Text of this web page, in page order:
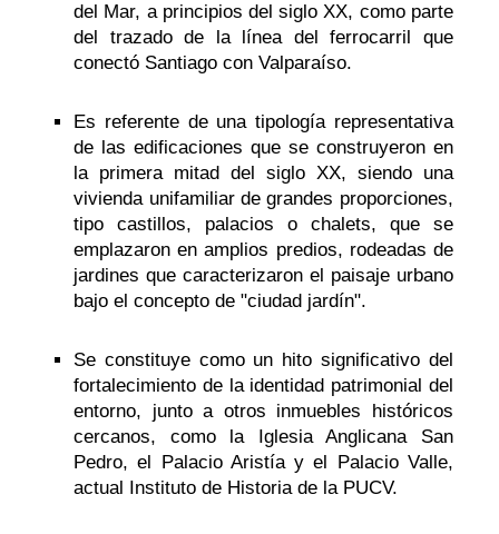
del Mar, a principios del siglo XX, como parte
del trazado de la línea del ferrocarril que
conectó Santiago con Valparaíso.
Es referente de una tipología representativa
de las edificaciones que se construyeron en
la primera mitad del siglo XX, siendo una
vivienda unifamiliar de grandes proporciones,
tipo castillos, palacios o chalets, que se
emplazaron en amplios predios, rodeadas de
jardines que caracterizaron el paisaje urbano
bajo el concepto de "ciudad jardín".
Se constituye como un hito significativo del
fortalecimiento de la identidad patrimonial del
entorno, junto a otros inmuebles históricos
cercanos, como la Iglesia Anglicana San
Pedro, el Palacio Aristía y el Palacio Valle,
actual Instituto de Historia de la PUCV.